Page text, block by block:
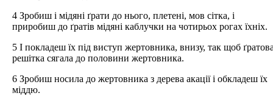
4 Зробиш і мідяні ґрати до нього, плетені, мов сітка, і
приробиш до ґратів мідяні каблучки на чотирьох рогах їхніх.
5 І покладеш їх під виступ жертовника, внизу, так щоб
решітка сягала до половини жертовника.
6 Зробиш носила до жертовника з дерева акації і обкладеш їх
міддю.